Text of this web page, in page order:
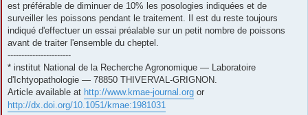
est préférable de diminuer de 10% les posologies indiquées et de
surveiller les poissons pendant le traitement. Il est du reste toujours
indiqué d'effectuer un essai préalable sur un petit nombre de poissons
avant de traiter l'ensemble du cheptel.
-----------------------
* institut National de la Recherche Agronomique — Laboratoire
d'Ichtyopathologie — 78850 THIVERVAL-GRIGNON.
Article available at http://www.kmae-journal.org or
http://dx.doi.org/10.1051/kmae:1981031